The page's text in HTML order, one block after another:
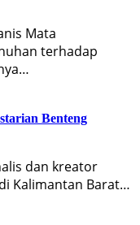
Mata
terhadap
Benteng
dan kreator
Kalimantan Barat…